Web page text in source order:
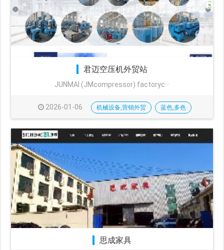
君迈空压机外贸站
JUNMAI (JMcompressor) factoryc···
2026-01-06 机械设备,营销外贸 蓝色,多色
思成家具